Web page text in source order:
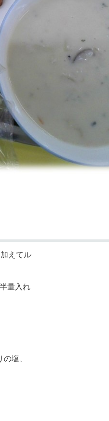
えてル
量入れ
塩、